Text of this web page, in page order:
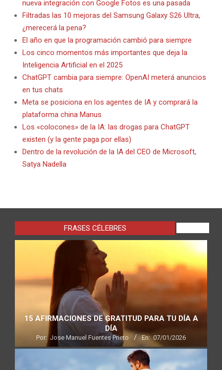
nueva integración con Google Fotos es una pasada
Filtradas las 10 mejoras del Samsung Galaxy S26 Ultra,
¿merecerá la pena?
El año en que la programación cambió para siempre
Los cinco momentos más importantes que deja la
Inteligencia Artificial en el 2025
ChatGPT cambia para siempre: OpenAI meterá anuncios
en tus chats
Meta se posiciona en los agentes de IA y comprará la
plataforma china Manus
Los «colocones» de la IA: las drogas para ChatGPT
existen (y la gente paga por ellas)
Dentro de la revolución de la IA del CEO de Microsoft,
Satya Nadella
FRASES CÉLEBRES
15 AFIRMACIONES DE GRATITUD PARA TU DÍA A
DÍA
Por: Jose Manuel Fuentes Prieto En: 07/01/2026